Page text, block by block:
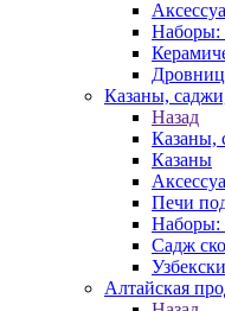
Наборы:
Казаны,
Назад
Казаны,
Казаны
Печи
Наборы:
Садж
Алтайская